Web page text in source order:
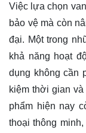
Việc lựa chọn
bảo vệ mà còn
đại. Một trong
khả năng hoạt
dụng không cần
kiệm thời gian
phẩm hiện nay
thoại thông